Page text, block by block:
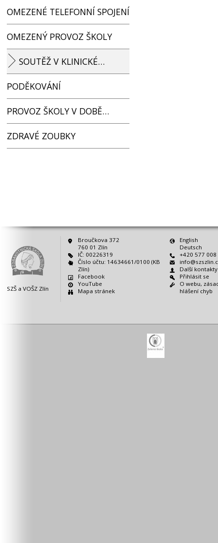
OMEZENÉ TELEFONNÍ SPOJENÍ
OMEZENÝ PROVOZ ŠKOLY
SOUTĚŽ V KLINICKÉ…
PODĚKOVÁNÍ
PROVOZ ŠKOLY V DOBĚ…
ZDRAVÉ ZOUBKY
SZŠ a VOŠZ Zlín
Broučkova 372
760 01 Zlín
English
Deutsch
IČ: 00226319
Číslo účtu: 14634661/0100 (KB
Zlín)
+420 577 008
Další
Facebook
YouTube
Mapa stránek
Přihlásit se
O webu,
hlášení chyb